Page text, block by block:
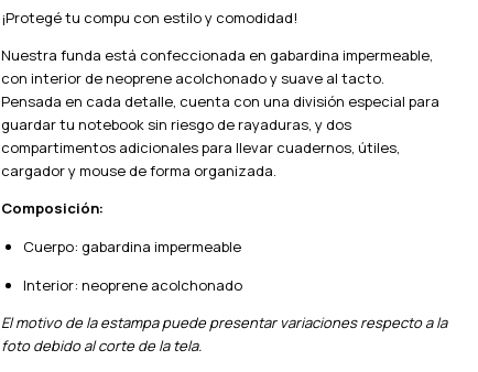
¡Protegé tu compu con estilo y comodidad!
Nuestra funda está confeccionada en gabardina impermeable,
con interior de neoprene acolchonado y suave al tacto.
Pensada en cada detalle, cuenta con una división especial para
guardar tu notebook sin riesgo de rayaduras, y dos
compartimentos adicionales para llevar cuadernos, útiles,
cargador y mouse de forma organizada.
Composición:
Cuerpo: gabardina impermeable
Interior: neoprene acolchonado
El motivo de la estampa puede presentar variaciones respecto a la
foto debido al corte de la tela.